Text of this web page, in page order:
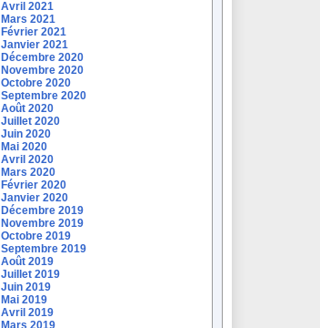
Avril 2021
Mars 2021
Février 2021
Janvier 2021
Décembre 2020
Novembre 2020
Octobre 2020
Septembre 2020
Août 2020
Juillet 2020
Juin 2020
Mai 2020
Avril 2020
Mars 2020
Février 2020
Janvier 2020
Décembre 2019
Novembre 2019
Octobre 2019
Septembre 2019
Août 2019
Juillet 2019
Juin 2019
Mai 2019
Avril 2019
Mars 2019